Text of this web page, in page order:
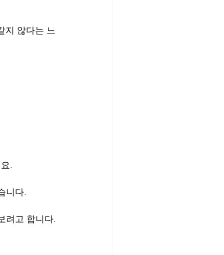
지 않다는 느
.
니다.
려고 합니다.